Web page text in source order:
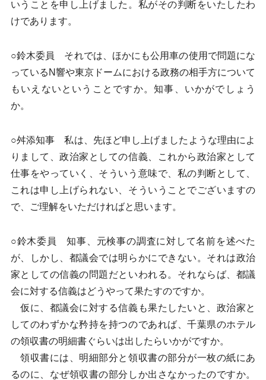
いうことを申し上げました。私がその判断をいたしたわ
けであります。
○鈴木委員 それでは、ほかにも公用車の使用で問題にな
っているN響や東京ドームにおける政務の相手方について
もいえないということですか。知事、いかがでしょう
か。
○舛添知事 私は、先ほど申し上げましたような理由によ
りまして、政治家としての信義、これから政治家として
仕事をやっていく、そういう意味で、私の判断として、
これは申し上げられない、そういうことでございますの
で、ご理解をいただければと思います。
○鈴木委員 知事、元検事の調査に対して名前を述べた
が、しかし、都議会では明らかにできない。それは政治
家としての信義の問題だといわれる。それならば、都議
会に対する信義はどうやって果たすのですか。
仮に、都議会に対する信義も果たしたいと、政治家と
してのわずかな矜持を持つのであれば、千葉県のホテル
の領収書の明細書ぐらいは出したらいかがですか。
領収書には、明細部分と領収書の部分が一枚の紙にあ
るのに、なぜ領収書の部分しか出さなかったのですか。